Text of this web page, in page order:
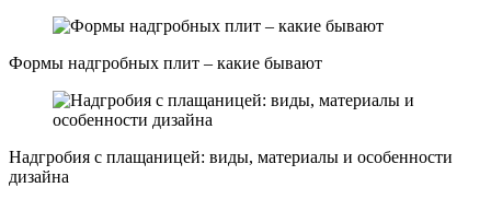
Формы надгробных плит – какие бывают
Надгробия с плащаницей: виды, материалы и особенности
дизайна